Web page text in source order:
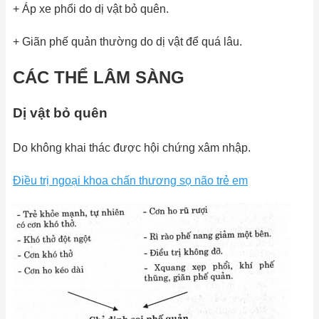
+ Áp xe phổi do dị vật bỏ quên.
+ Giãn phế quản thường do dị vật để quá lâu.
CÁC THỂ LÂM SÀNG
Dị vật bỏ quên
Do không khai thác được hội chứng xâm nhập.
Điều trị ngoại khoa chấn thương sọ não trẻ em